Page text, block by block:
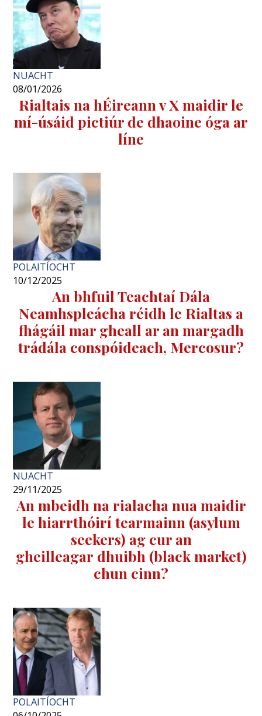
NUACHT
08/01/2026
Rialtais na hÉireann v X maidir le
mí-úsáid pictiúr de dhaoine óga ar
líne
POLAITÍOCHT
10/12/2025
An bhfuil Teachtaí Dála
Neamhspleácha réidh le Rialtas a
fhágáil mar gheall ar an margadh
trádála conspóideach, Mercosur?
NUACHT
29/11/2025
An mbeidh na rialacha nua maidir
le hiarrthóirí tearmainn (asylum
seekers) ag cur an
gheilleagar dhuibh (black market)
chun cinn?
POLAITÍOCHT